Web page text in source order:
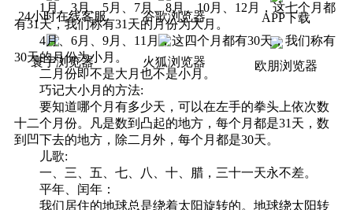
24小时在线客服 谷歌浏览器 APP下载
寰宇浏览器 火狐浏览器 欧朋浏览器
1月、3月、5月、7月、8月、10月、12月，这七个月都
有31天，我们称有31天的月份为大月。
4月、6月、9月、11月，这四个月都有30天，我们称有
30天的月份为小月。
二月份即不是大月也不是小月。
巧记大小月的方法:
要知道哪个月有多少天，可以在左手的拳头上依次数
十二个月份。凡是数到凸起的地方，每个月都是31天，数
到凹下去的地方，除二月外，每个月都是30天。
儿歌:
一、三、五、七、八、十、腊，三十一天永不差。
平年、闰年：
我们居住的地球总是绕着太阳旋转的。地球绕太阳转